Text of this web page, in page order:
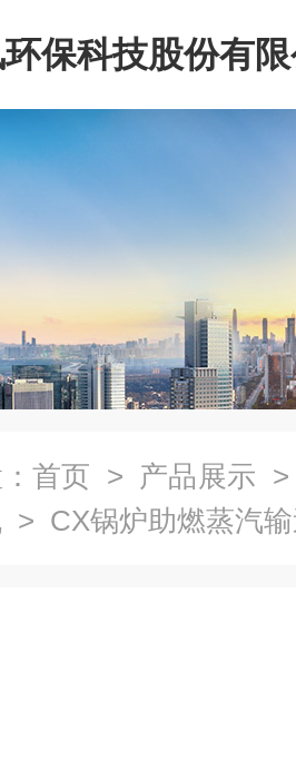
保科技股份有
首页 > 产品展示
> CX锅炉助燃蒸汽